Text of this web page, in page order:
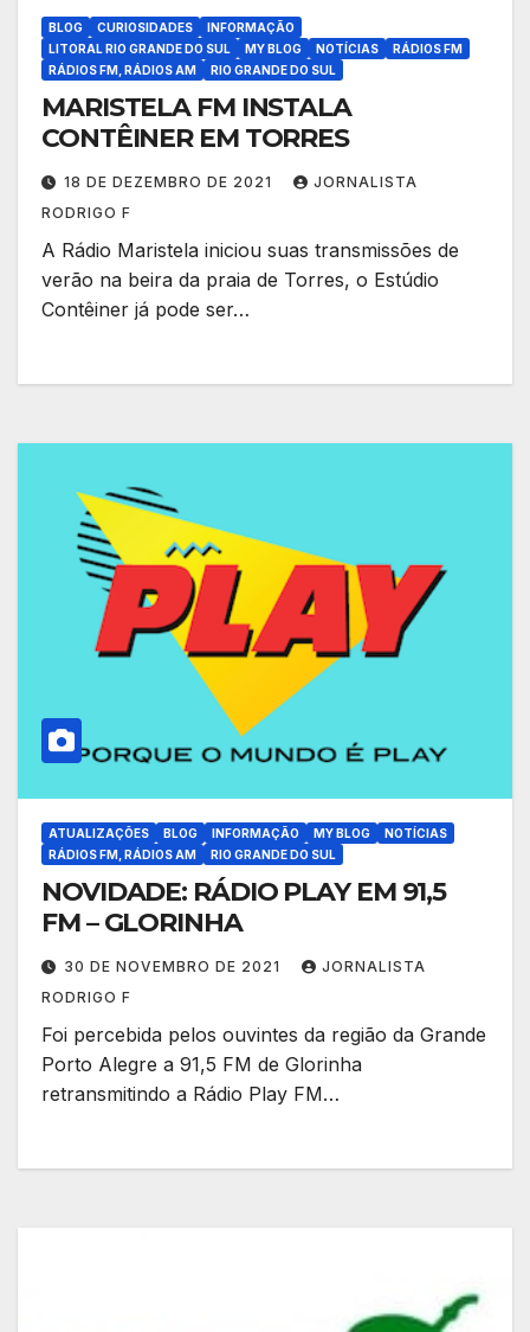
BLOG CURIOSIDADES
INFORMAÇÃO
LITORAL RIO GRANDE DO SUL
MY BLOG NOTÍCIAS
RÁDIOS FM
RÁDIOS FM, RÁDIOS AM
RIO GRANDE DO SUL
MARISTELA FM INSTALA
CONTÊINER EM TORRES
18 DE DEZEMBRO DE 2021
JORNALISTA
RODRIGO F
A Rádio Maristela iniciou suas transmissões de
verão na beira da praia de Torres, o Estúdio
Contêiner já pode ser…
ATUALIZAÇÕES BLOG INFORMAÇÃO MY BLOG
NOTÍCIAS
RÁDIOS FM, RÁDIOS AM
RIO GRANDE DO SUL
NOVIDADE: RÁDIO PLAY EM 91,5
FM – GLORINHA
30 DE NOVEMBRO DE 2021
JORNALISTA
RODRIGO F
Foi percebida pelos ouvintes da região da Grande
Porto Alegre a 91,5 FM de Glorinha
retransmitindo a Rádio Play FM…